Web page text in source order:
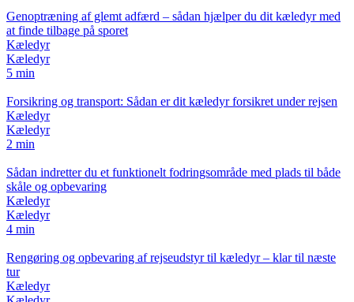
Genoptræning af glemt adfærd – sådan hjælper du dit kæledyr med
at finde tilbage på sporet
Kæledyr
Kæledyr
5 min
Forsikring og transport: Sådan er dit kæledyr forsikret under rejsen
Kæledyr
Kæledyr
2 min
Sådan indretter du et funktionelt fodringsområde med plads til både
skåle og opbevaring
Kæledyr
Kæledyr
4 min
Rengøring og opbevaring af rejseudstyr til kæledyr – klar til næste
tur
Kæledyr